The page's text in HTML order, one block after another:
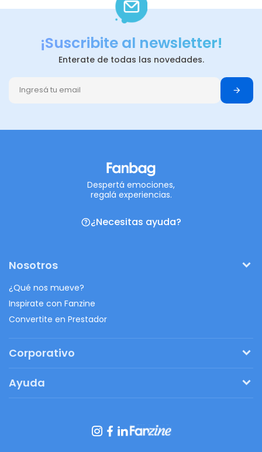
¡Suscribite al newsletter!
Enterate de todas las novedades.
Despertá emociones,
regalá experiencias.
¿Necesitas ayuda?
Nosotros
¿Qué nos mueve?
Inspirate con Fanzine
Convertite en Prestador
Corporativo
Regalos originales
Ayuda
Botón de arrepentimiento